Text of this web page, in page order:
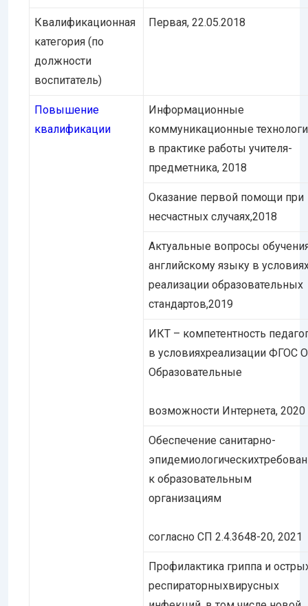
Квалификационная
категория (по
должности
воспитатель)
Первая, 22.05.2018
Повышение
квалификации
Информационные
коммуникационные
в практике работы учителя-
предметника, 2018
Оказание первой помощи при
несчастных случаях,2018
Актуальные вопросы
английскому языку в
реализации образовательных
стандартов,2019
ИКТ – компетентность
в условияхреализации ФГОС
Образовательные
возможности Интернета, 2020
Обеспечение санитарно-
к образовательным
организациям
согласно СП 2.4.3648-20, 2021
Профилактика гриппа и
респираторныхвирусных